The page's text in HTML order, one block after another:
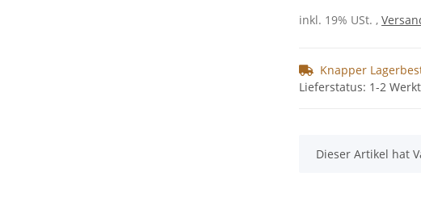
inkl. 19% USt. ,
Knapper
Lieferstatus: 1-2
x
Dieser Artikel hat